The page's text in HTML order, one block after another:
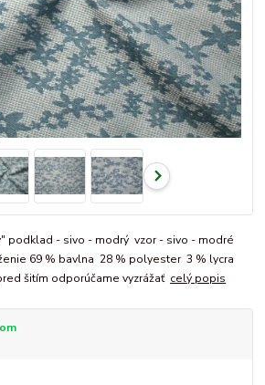
podklad - sivo - modrý vzor - sivo - modré
69 % bavlna 28 % polyester 3 % lycra
šitím odporúčame vyzrážať celý popis